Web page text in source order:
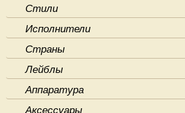
Стили
Исполнители
Страны
Лейблы
Аппаратура
Аксессуары